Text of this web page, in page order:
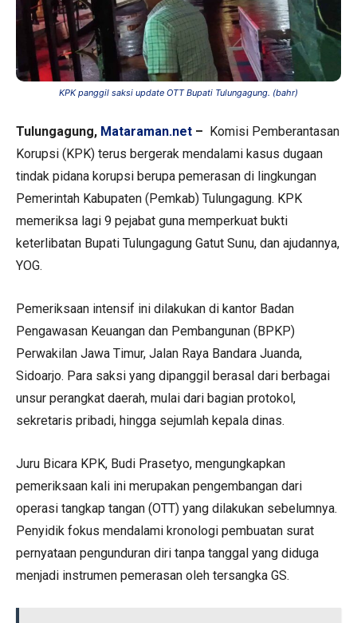
KPK panggil saksi update OTT Bupati Tulungagung. (bahr)
Tulungagung, Mataraman.net –
Komisi Pemberantasan
Korupsi (KPK) terus bergerak mendalami kasus dugaan
tindak pidana korupsi berupa pemerasan di lingkungan
Pemerintah Kabupaten (Pemkab) Tulungagung. KPK
memeriksa lagi 9 pejabat guna memperkuat bukti
keterlibatan Bupati Tulungagung Gatut Sunu, dan ajudannya,
YOG.
Pemeriksaan intensif ini dilakukan di kantor Badan
Pengawasan Keuangan dan Pembangunan (BPKP)
Perwakilan Jawa Timur, Jalan Raya Bandara Juanda,
Sidoarjo. Para saksi yang dipanggil berasal dari berbagai
unsur perangkat daerah, mulai dari bagian protokol,
sekretaris pribadi, hingga sejumlah kepala dinas.
Juru Bicara KPK, Budi Prasetyo, mengungkapkan
pemeriksaan kali ini merupakan pengembangan dari
operasi tangkap tangan (OTT) yang dilakukan sebelumnya.
Penyidik fokus mendalami kronologi pembuatan surat
pernyataan pengunduran diri tanpa tanggal yang diduga
menjadi instrumen pemerasan oleh tersangka GS.